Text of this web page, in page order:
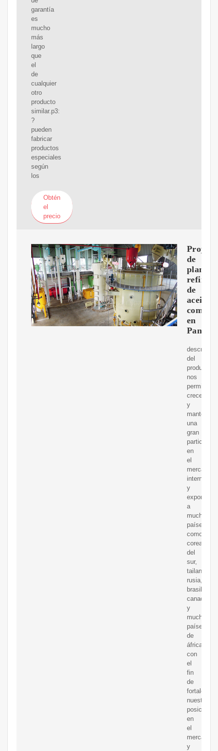
garantía
es
mucho
más
largo
que
el
de
cualquier
otro
producto
similar.p3:
?
pueden
fabricar
productos
especiales
según
los
Obtén
el
precio
de
planta
de
aceite
en
del
nos
permite
crecer
y
mantener
una
gran
en
el
mercado
interno
y
exportar
a
muchos
países
como
corea
del
sur,
tailandia,
rusia,
brasil,
canadá
y
muchos
países
de
áfrica.
con
el
fin
de
fortalecer
nuestra
posición
en
el
mercado
y